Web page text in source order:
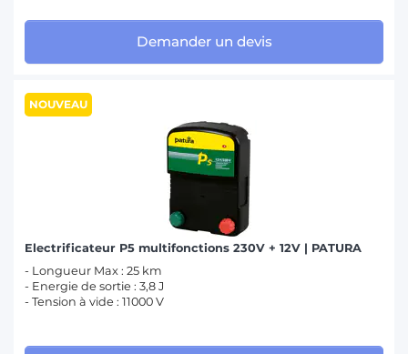
Demander un devis
NOUVEAU
Electrificateur P5 multifonctions 230V + 12V | PATURA
- Longueur Max : 25 km
- Energie de sortie : 3,8 J
- Tension à vide : 11000 V